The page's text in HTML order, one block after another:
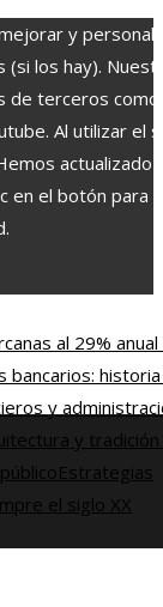
y
(si los hay).
de terceros como
Al utilizar el
actualizado
en el botón para
al 29% anual
bancarios:
y
y tradición
Estrategias
el siglo XX